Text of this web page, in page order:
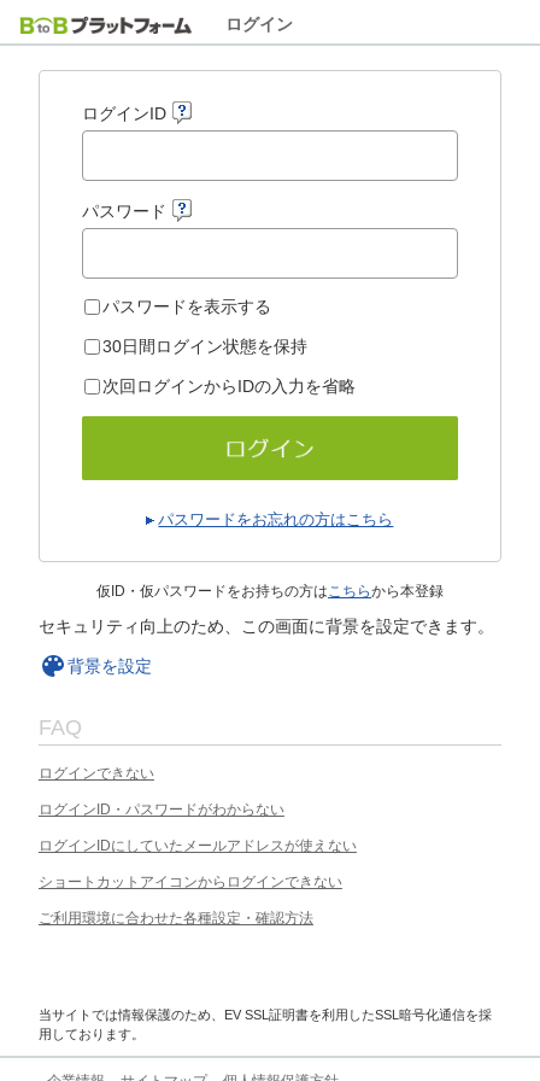
ログイン
ログインID
パスワード
パスワードを表示する
30日間ログイン状態を保持
次回ログインからIDの入力を省略
パスワードをお忘れの方はこちら
仮ID・仮パスワードをお持ちの方はこちらから本登録
セキュリティ向上のため、この画面に背景を設定できます。
背景を設定
FAQ
ログインできない
ログインID・パスワードがわからない
ログインIDにしていたメールアドレスが使えない
ショートカットアイコンからログインできない
ご利用環境に合わせた各種設定・確認方法
当サイトでは情報保護のため、EV SSL証明書を利用したSSL暗号化通信を採
用しております。